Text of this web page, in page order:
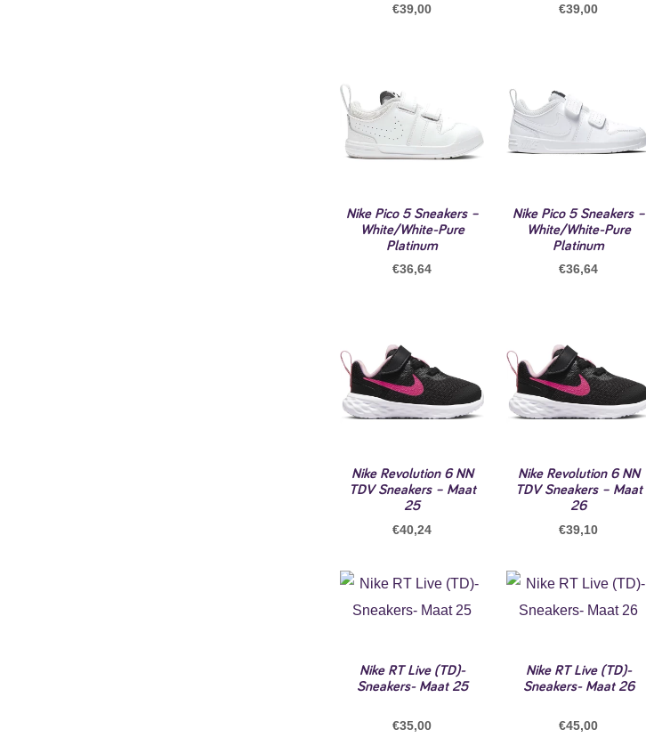
€39,00 €39,00
Nike Pico 5 Sneakers –
White/White-Pure
Platinum
€36,64
Nike Pico 5 Sneakers –
White/White-Pure
Platinum
€36,64
Nike Revolution 6 NN
TDV Sneakers – Maat
25
€40,24
Nike Revolution 6 NN
TDV Sneakers – Maat
26
€39,10
Nike RT Live (TD)-
Sneakers- Maat 25
€35,00
Nike RT Live (TD)-
Sneakers- Maat 26
€45,00